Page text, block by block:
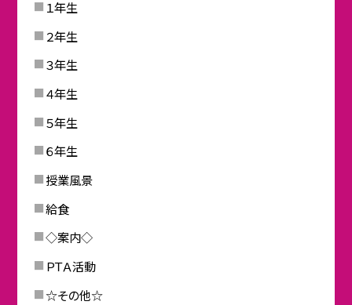
１年生
２年生
３年生
４年生
５年生
６年生
授業風景
給食
◇案内◇
ＰＴＡ活動
☆その他☆